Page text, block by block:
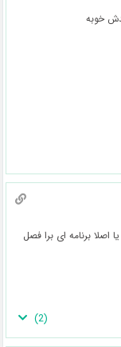
برنامه ای برا فصل
(
2
)